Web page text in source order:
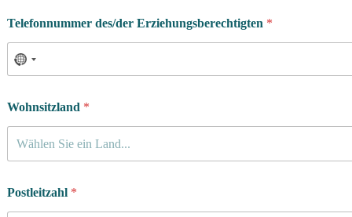
Telefonnummer des/der Erziehungsberechtigten *
Wohnsitzland *
Wählen Sie ein Land...
Postleitzahl *